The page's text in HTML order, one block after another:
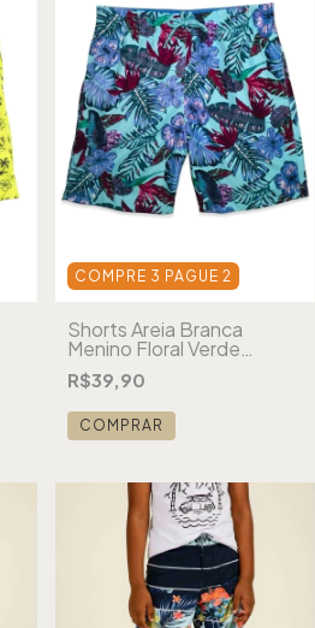
COMPRE 3 PAGUE 2
Shorts Areia Branca
Menino Floral Verde
Estampado
R$39,90
COMPRAR